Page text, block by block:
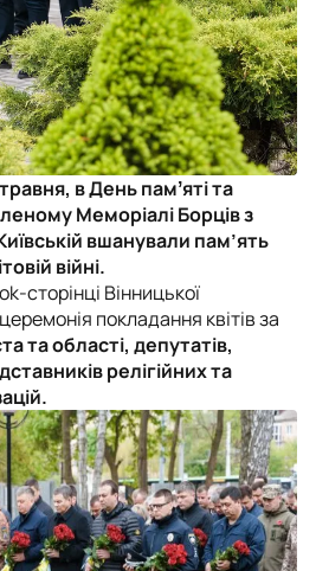
в День памʼяті та
Меморіалі Борців з
вшанували пам’ять
війні.
сторінці Вінницької
покладання квітів за
та області, депутатів,
релігійних та